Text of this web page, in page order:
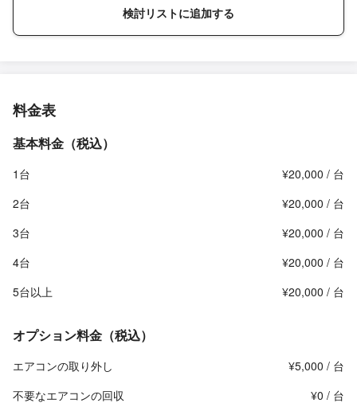
検討リストに追加する
料金表
基本料金（税込）
1台
¥20,000 / 台
2台
¥20,000 / 台
3台
¥20,000 / 台
4台
¥20,000 / 台
5台以上
¥20,000 / 台
オプション料金（税込）
エアコンの取り外し
¥5,000 / 台
不要なエアコンの回収
¥0 / 台